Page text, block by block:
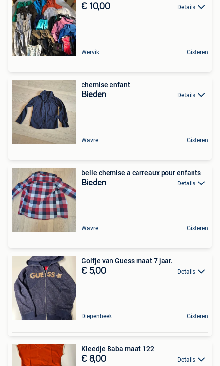
€ 10,00 Details
Wervik Gisteren
chemise enfant
Bieden Details
Wavre Gisteren
belle chemise a carreaux pour enfants
Bieden Details
Wavre Gisteren
Golfje van Guess maat 7 jaar.
€ 5,00 Details
Diepenbeek Gisteren
Kleedje Baba maat 122
€ 8,00 Details